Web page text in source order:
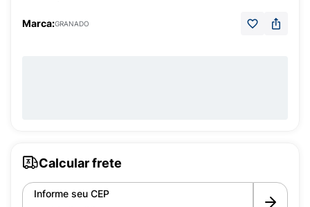
Marca:GRANADO
Calcular frete
Informe seu CEP